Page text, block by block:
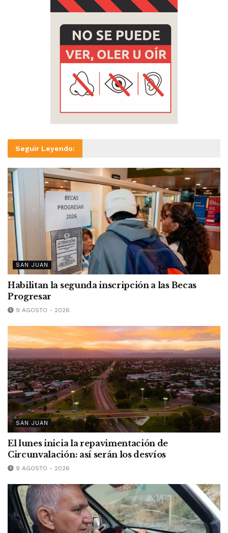
Seguir Leyendo:
SAN JUAN
Habilitan la segunda inscripción a las Becas
Progresar
9 AGOSTO - 2026
SAN JUAN
El lunes inicia la repavimentación de
Circunvalación: así serán los desvíos
9 AGOSTO - 2026